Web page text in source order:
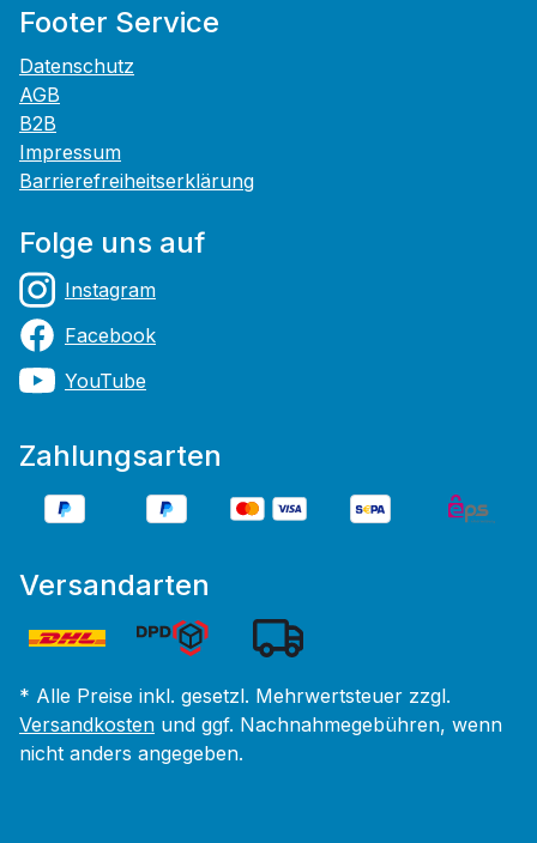
Footer Service
Datenschutz
AGB
B2B
Impressum
Barrierefreiheitserklärung
Folge uns auf
Instagram
Facebook
YouTube
Zahlungsarten
Versandarten
* Alle Preise inkl. gesetzl. Mehrwertsteuer zzgl.
Versandkosten und ggf. Nachnahmegebühren, wenn
nicht anders angegeben.